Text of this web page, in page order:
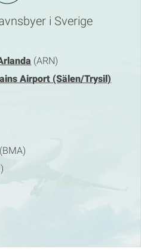
i Sverige
(ARN)
Airport (Sälen/Trysil)
(BMA)